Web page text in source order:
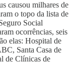
causou milhares de
o topo da lista de
Social
ocorrências, seis
elas: Hospital de
Santa Casa de
de Clínicas de